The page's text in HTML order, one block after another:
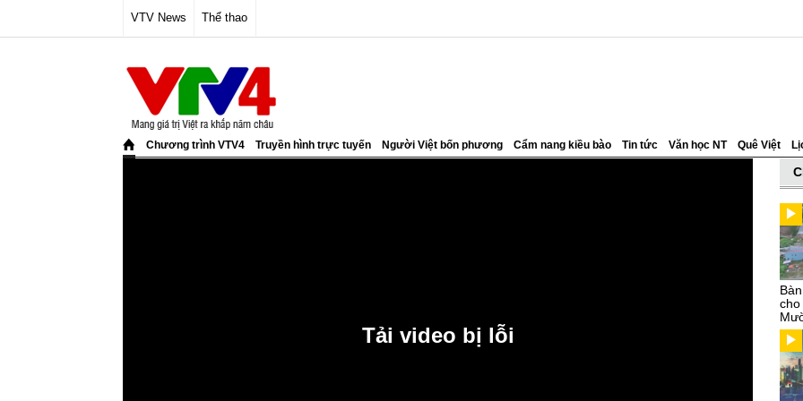
VTV News Thể thao
Chương trình VTV4 Truyền hình trực tuyến Người Việt bốn phương Cẩm nang kiều bào Tin tức Văn học NT Quê Việt